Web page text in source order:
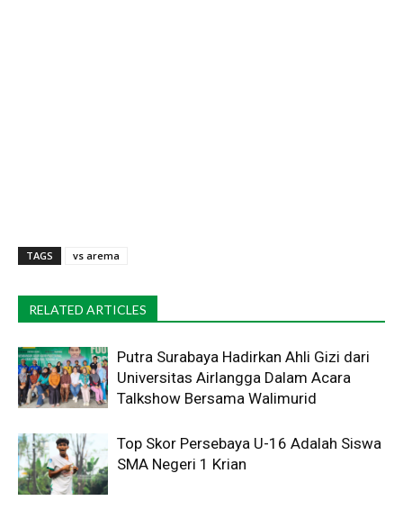
TAGS vs arema
RELATED ARTICLES
Putra Surabaya Hadirkan Ahli Gizi dari
Universitas Airlangga Dalam Acara
Talkshow Bersama Walimurid
Top Skor Persebaya U-16 Adalah Siswa
SMA Negeri 1 Krian